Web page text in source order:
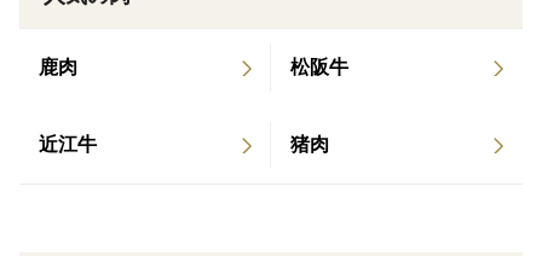
--------------------------------------------
--------------------------------------------
ご希望の方は購入の際に備考欄にてお知らせくださいま
鹿肉 松阪牛
近江牛 猪肉